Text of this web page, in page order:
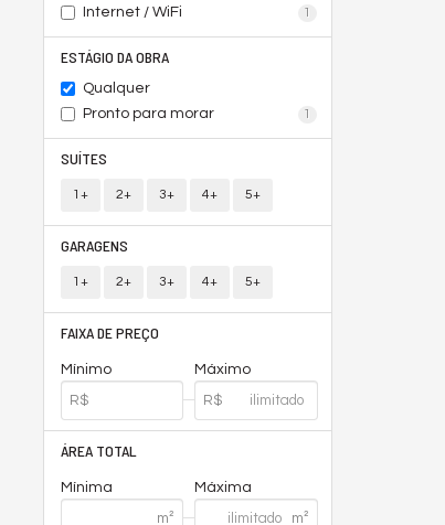
Internet / WiFi 1
ESTÁGIO DA OBRA
Qualquer
Pronto para morar
1
SUÍTES
1+ 2+ 3+ 4+ 5+
GARAGENS
1+ 2+ 3+ 4+ 5+
FAIXA DE PREÇO
Mínimo Máximo
ÁREA TOTAL
Mínima Máxima